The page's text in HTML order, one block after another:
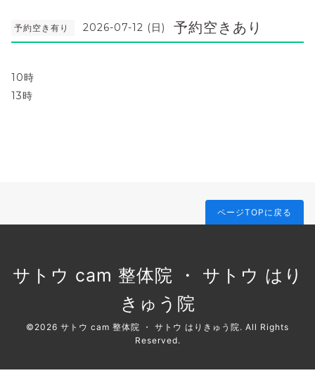
予約空き有り 2026-07-12 (日) 予約空きあり
10時
13時
ページTOPに戻る
サトウ cam 整体院 ・ サトウ はり
きゅう院
©2026 サトウ cam 整体院 ・ サトウ はりきゅう院. All Rights
Reserved.